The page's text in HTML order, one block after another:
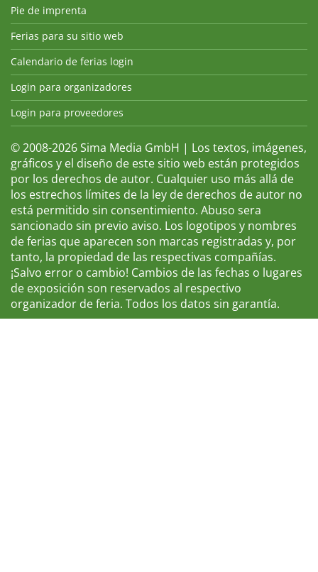
Pie de imprenta
Ferias para su sitio web
Calendario de ferias login
Login para organizadores
Login para proveedores
© 2008-2026 Sima Media GmbH | Los textos, imágenes,
gráficos y el diseño de este sitio web están protegidos
por los derechos de autor. Cualquier uso más allá de
los estrechos límites de la ley de derechos de autor no
está permitido sin consentimiento. Abuso sera
sancionado sin previo aviso. Los logotipos y nombres
de ferias que aparecen son marcas registradas y, por
tanto, la propiedad de las respectivas compañías.
¡Salvo error o cambio! Cambios de las fechas o lugares
de exposición son reservados al respectivo
organizador de feria. Todos los datos sin garantía.